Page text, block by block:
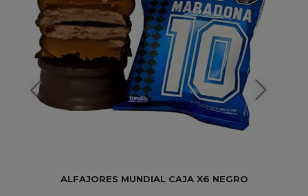
ALFAJORES MUNDIAL CAJA X6 NEGRO